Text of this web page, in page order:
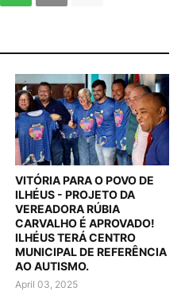
VITÓRIA PARA O POVO DE
ILHÉUS - PROJETO DA
VEREADORA RÚBIA
CARVALHO É APROVADO!
ILHÉUS TERÁ CENTRO
MUNICIPAL DE REFERÊNCIA
AO AUTISMO.
April 03, 2025